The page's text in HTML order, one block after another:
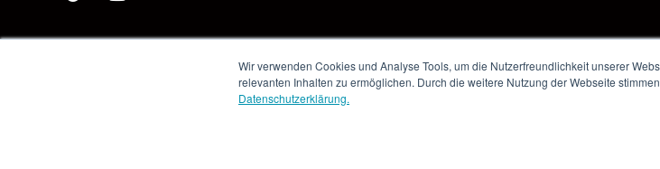
Wir verwenden Cookies und Analyse Tools, um die Nutzerfreundlichkeit unserer
relevanten Inhalten zu ermöglichen. Durch die weitere Nutzung der Webseite
Datenschutzerklärung.
Impressum·Datenschutz·